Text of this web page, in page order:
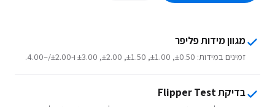
מגוון מידות פליפר
זמינים במידות: ±0.50, ±1.00, ±1.50, ±2.00, ±3.00 ו-±2.00/–4.00.
בדיקת Flipper Test